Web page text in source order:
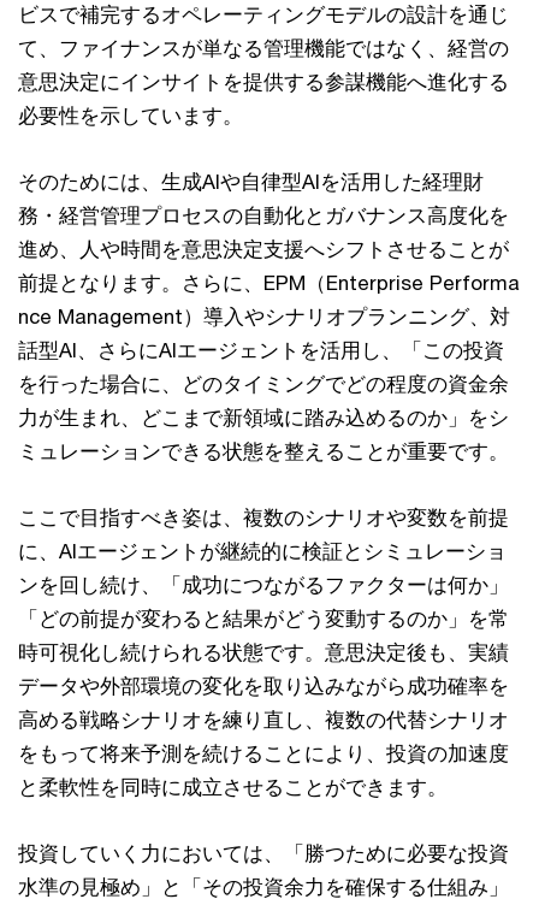
ビスで補完するオペレーティングモデルの設計を通じ
て、ファイナンスが単なる管理機能ではなく、経営の
意思決定にインサイトを提供する参謀機能へ進化する
必要性を示しています。
そのためには、生成AIや自律型AIを活用した経理財
務・経営管理プロセスの自動化とガバナンス高度化を
進め、人や時間を意思決定支援へシフトさせることが
前提となります。さらに、EPM（Enterprise Performa
nce Management）導入やシナリオプランニング、対
話型AI、さらにAIエージェントを活用し、「この投資
を行った場合に、どのタイミングでどの程度の資金余
力が生まれ、どこまで新領域に踏み込めるのか」をシ
ミュレーションできる状態を整えることが重要です。
ここで目指すべき姿は、複数のシナリオや変数を前提
に、AIエージェントが継続的に検証とシミュレーショ
ンを回し続け、「成功につながるファクターは何か」
「どの前提が変わると結果がどう変動するのか」を常
時可視化し続けられる状態です。意思決定後も、実績
データや外部環境の変化を取り込みながら成功確率を
高める戦略シナリオを練り直し、複数の代替シナリオ
をもって将来予測を続けることにより、投資の加速度
と柔軟性を同時に成立させることができます。
投資していく力においては、「勝つために必要な投資
水準の見極め」と「その投資余力を確保する仕組み」